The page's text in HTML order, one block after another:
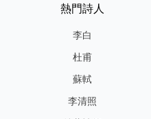
熱門詩人
李白
杜甫
蘇軾
李清照